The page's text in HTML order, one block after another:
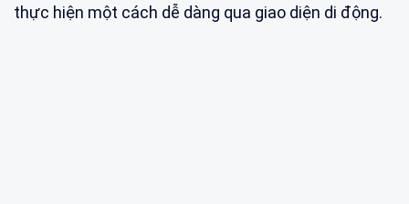
thực hiện một cách dễ dàng qua giao diện di động.